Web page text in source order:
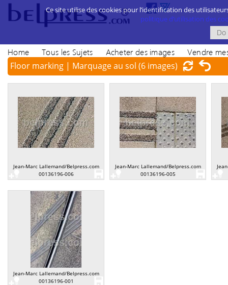
Home Tous les Sujets Acheter des images Vendre
Floor marking | Marquage au sol (6 images)
Jean-Marc Lallemand/Belpress.com
00136196-006
Jean-Marc Lallemand/Belpress.com
00136196-005
Jean-Marc Lallemand/Belpress.com
00136196-001
Ce site utilise des cookies pour l’identification des
politique d’utilisation des